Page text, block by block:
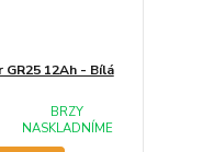
12Ah - Bílá
BRZY
NASKLADNÍME